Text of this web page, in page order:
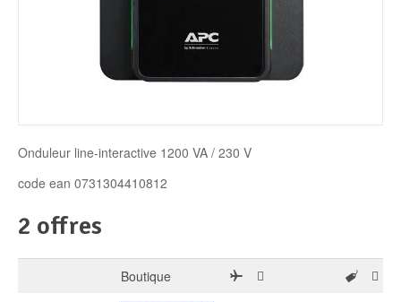
Onduleur line-interactive 1200 VA / 230 V
code ean 0731304410812
2 offres
Boutique